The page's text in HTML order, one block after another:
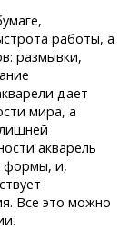
работы, а
размывки,
дает
мира, а
акварель
формы, и,
Все это можно